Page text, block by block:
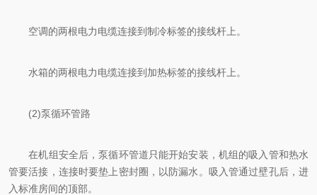
空调的两根电力电缆连接到制冷标签的接线杆上。
水箱的两根电力电缆连接到加热标签的接线杆上。
(2)泵循环管路
在机组安全后，泵循环管道只能开始安装，机组的吸入管和热水
管要活接，连接时要垫上密封圈，以防漏水。吸入管通过壁孔后，进
入标准房间的顶部。